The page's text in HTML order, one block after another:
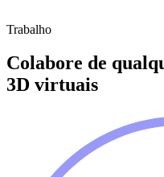
Trabalho
Colabore de
3D virtuais